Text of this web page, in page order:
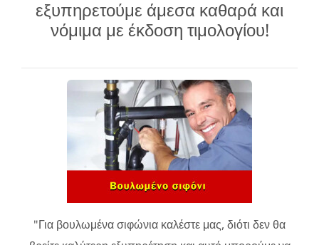
εξυπηρετούμε άμεσα καθαρά και
νόμιμα με έκδοση τιμολογίου!
"Για βουλωμένα σιφώνια καλέστε μας, διότι δεν θα